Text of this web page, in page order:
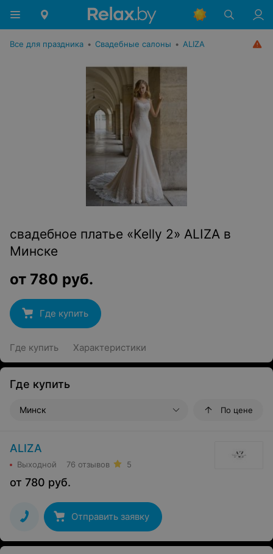
Все для праздника • Свадебные салоны • ALIZA
свадебное платье «Kelly 2» ALIZA в
Минске
от 780 руб.
Где купить
Где купить Характеристики
Где купить
Минск По цене
ALIZA
Выходной 76 отзывов 5
от 780 руб.
Отправить заявку